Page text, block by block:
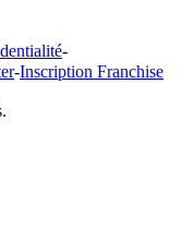
-
-Inscription Franchise